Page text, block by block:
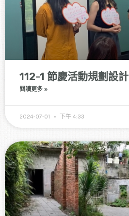
112-1 節慶活動規劃設計
閱讀更多 »
2024-07-01 下午 4:33